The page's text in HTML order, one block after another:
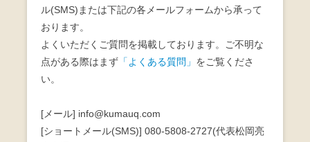
ル(SMS)または下記の各メールフォームから承って
おります。
よくいただくご質問を掲載しております。ご不明な
点がある際はまず 「よくある質問」 をご覧くださ
い。
[メール] info@kumauq.com
[ショートメール(SMS)] 080-5808-2727(代表松岡亮